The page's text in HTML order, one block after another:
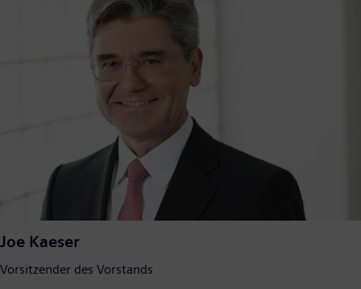
Joe Kaeser
Vorsitzender des Vorstands